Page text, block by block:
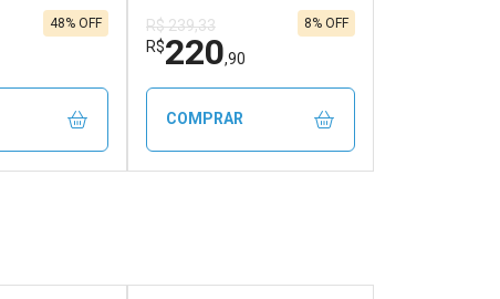
48% OFF
R$ 239,33
R$220,90
8% OFF
COMPRAR